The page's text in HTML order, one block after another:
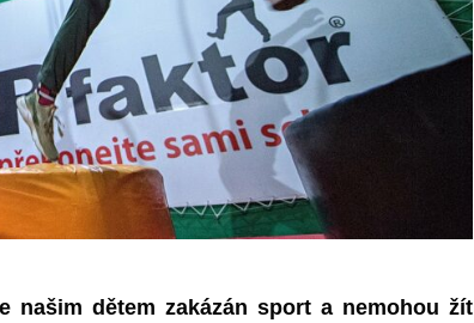
dětem zakázán sport a nemohou žít